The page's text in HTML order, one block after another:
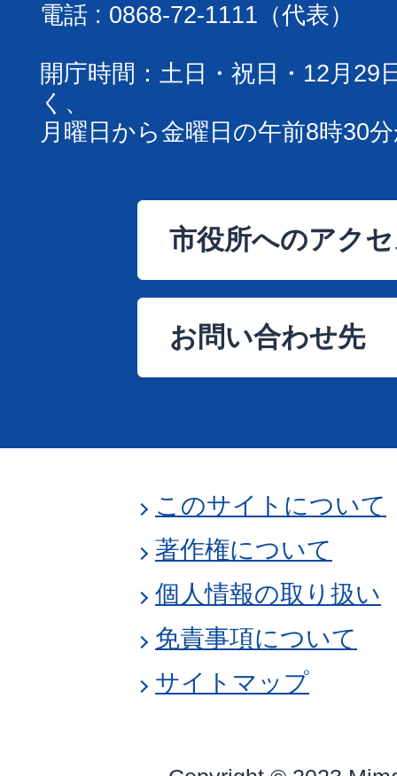
電話 : 0868-72-1111（代表）
開庁時間：土日・祝日・12月29
く、
月曜日から金曜日の午前8時30
市役所へのアク
お問い合わせ先
このサイトについて
著作権について
個人情報の取り扱い
免責事項について
サイトマップ